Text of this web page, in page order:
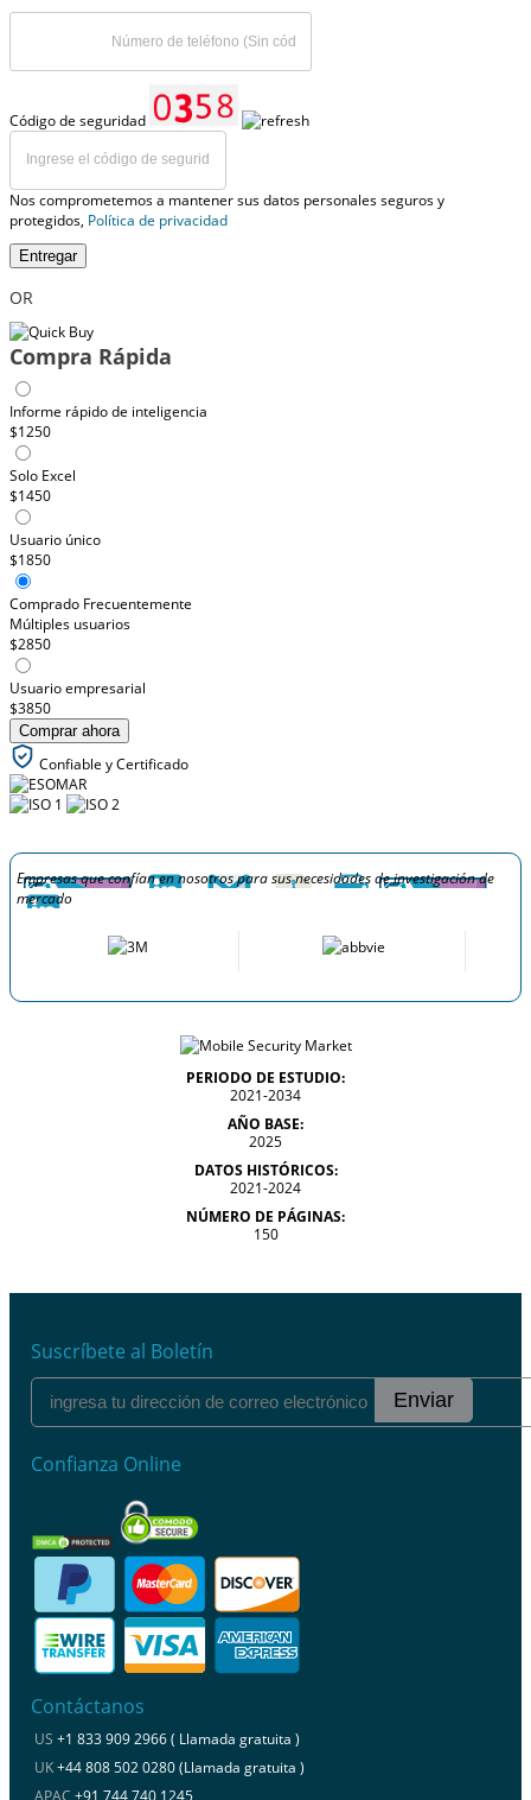
Código de seguridad
Nos comprometemos a mantener sus datos personales seguros y
protegidos, Política de privacidad
Entregar
OR
Compra Rápida
Informe rápido de inteligencia
$1250
Solo Excel
$1450
Usuario único
$1850
Comprado Frecuentemente
Múltiples usuarios
$2850
Usuario empresarial
$3850
Comprar ahora
Confiable y Certificado
Empresas que confían en nosotros para sus necesidades de investigación de
mercado
PERIODO DE ESTUDIO:
2021-2034
AÑO BASE:
2025
DATOS HISTÓRICOS:
2021-2024
NÚMERO DE PÁGINAS:
150
Suscríbete al Boletín
Enviar
Confianza Online
Contáctanos
US +1 833 909 2966 ( Llamada gratuita )
UK+44 808 502 0280 (Llamada gratuita )
APAC +91 744 740 1245